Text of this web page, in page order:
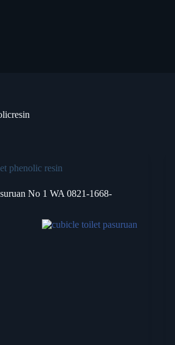
phenolic resin
No 1 WA 0821-1668-